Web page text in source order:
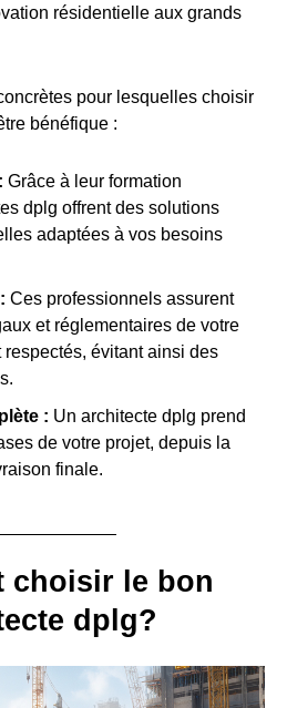
résidentielle aux grands
pour lesquelles choisir
bénéfique :
Grâce à leur formation
dplg offrent des solutions
adaptées à vos besoins
Ces professionnels assurent
et réglementaires de votre
évitant ainsi des
: Un architecte dplg prend
de votre projet, depuis la
finale.
choisir le bon
dplg?